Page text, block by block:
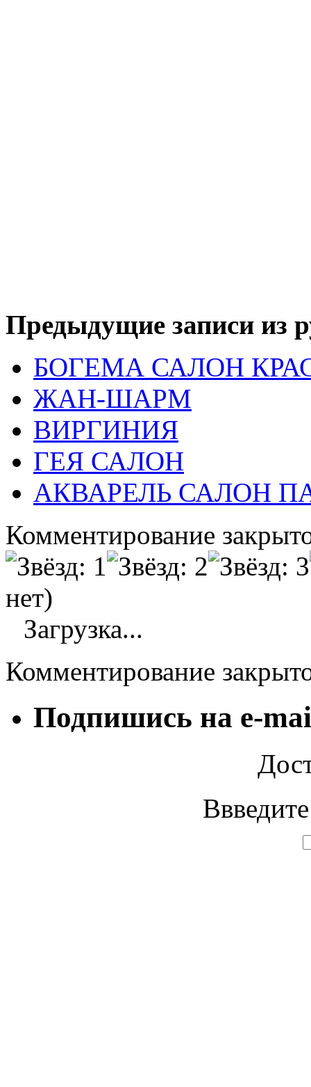
Предыдущие записи из
БОГЕМА САЛОН
ЖАН-ШАРМ
ВИРГИНИЯ
ГЕЯ САЛОН
АКВАРЕЛЬ САЛОН
Комментирование
нет)
Загрузка...
Комментирование
Подпишись на e-